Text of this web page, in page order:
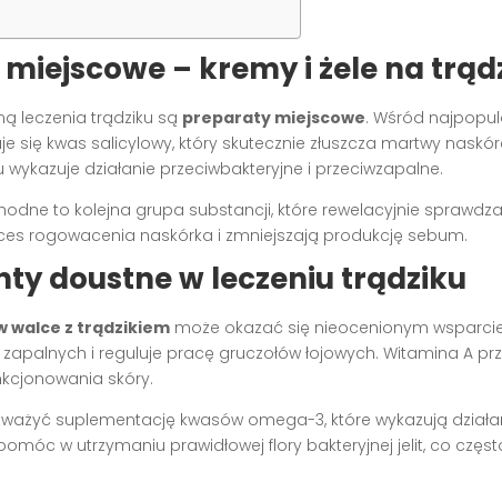
miejscowe – kremy i żele na
leczenia trądziku są preparaty miejscowe. Wśród
się kwas salicylowy, który skutecznie złuszcza martwy
wykazuje działanie przeciwbakteryjne i przeciwzapalne.
to kolejna grupa substancji, które rewelacyjnie
rogowacenia naskórka i zmniejszają produkcję sebum.
doustne w leczeniu trądziku
walce z trądzikiem może okazać się nieocenionym
i reguluje pracę gruczołów łojowych. Witamina A
skóry.
suplementację kwasów omega-3, które wykazują
w utrzymaniu prawidłowej flory bakteryjnej jelit, co